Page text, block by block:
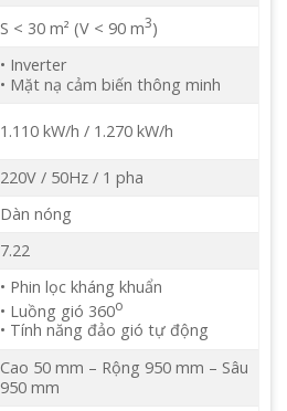
S < 30 m² (V < 90 m3)
• Inverter
• Mặt nạ cảm biến thông minh
1.110 kW/h / 1.270 kW/h
220V / 50Hz / 1 pha
Dàn nóng
7.22
• Phin lọc kháng khuẩn
• Luồng gió 360o
• Tính năng đảo gió tự động
Cao 50 mm – Rộng 950 mm – Sâu
950 mm